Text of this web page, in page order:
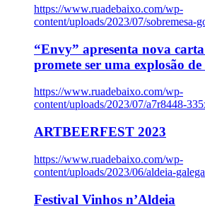
https://www.ruadebaixo.com/wp-
content/uploads/2023/07/sobremesa-
“Envy” apresenta nova
promete ser uma explosão de
https://www.ruadebaixo.com/wp-
content/uploads/2023/07/a7r8448-
ARTBEERFEST 2023
https://www.ruadebaixo.com/wp-
content/uploads/2023/06/aldeia-
Festival Vinhos n’Aldeia